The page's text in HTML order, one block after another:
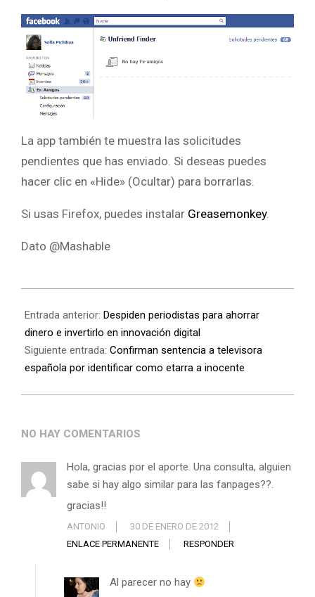
La app también te muestra las solicitudes
pendientes que has enviado. Si deseas puedes
hacer clic en «Hide» (Ocultar) para borrarlas.
Si usas Firefox, puedes instalar Greasemonkey.
Dato @Mashable
Entrada anterior: Despiden periodistas para ahorrar
dinero e invertirlo en innovación digital
Siguiente entrada: Confirman sentencia a televisora
española por identificar como etarra a inocente
NO HAY COMENTARIOS
Hola, gracias por el aporte. Una consulta, alguien
sabe si hay algo similar para las fanpages??.
gracias!!
ANTONIO
30 DE ENERO DE 2012
ENLACE PERMANENTE
RESPONDER
Al parecer no hay